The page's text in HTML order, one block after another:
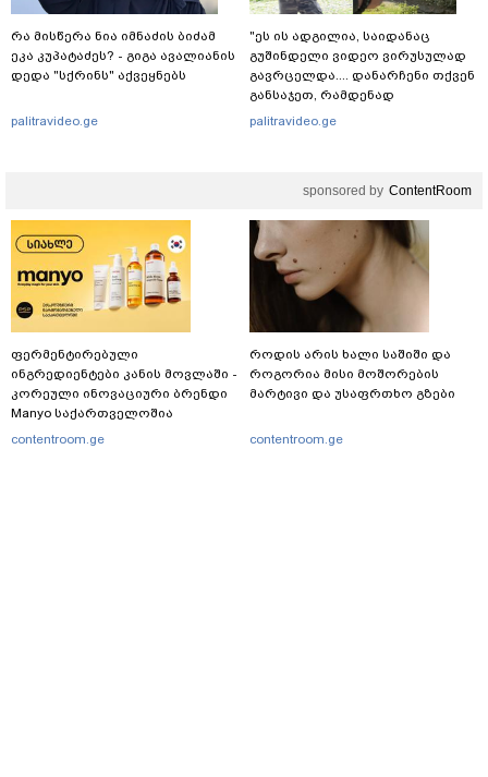
რა მისწერა ნია იმნაძის ბიძამ
ეკა კუპატაძეს? - გიგა ავალიანის
დედა "სქრინს" აქვეყნებს
palitravideo.ge
"ეს ის ადგილია, საიდანაც
გუშინდელი ვიდეო ვირუსულად
გავრცელდა.... დანარჩენი თქვენ
განსაჯეთ, რამდენად
შესაძლებელია აქ ადამიანის
გურამ დადიანიძე გაუჩინარდა?
palitravideo.ge
sponsored by ContentRoom
ფერმენტირებული
ინგრედიენტები კანის მოვლაში -
კორეული ინოვაციური ბრენდი
Manyo საქართველოშია
contentroom.ge
როდის არის ხალი საშიში და
როგორია მისი მოშორების
მარტივი და უსაფრთხო გზები
contentroom.ge